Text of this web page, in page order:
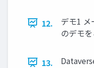
12.
デモ1 メ
のデモ
13.